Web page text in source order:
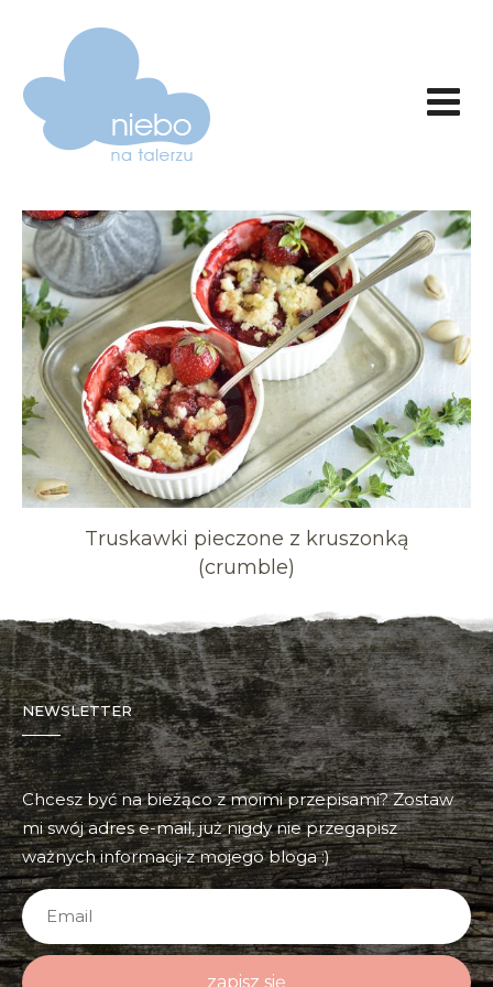
Truskawki pieczone z kruszonką
(crumble)
NEWSLETTER
Chcesz być na bieżąco z moimi przepisami? Zostaw
mi swój adres e-mail, już nigdy nie przegapisz
ważnych informacji z mojego bloga :)
zapisz się